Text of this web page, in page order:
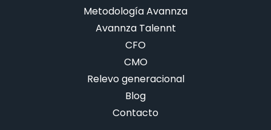
Metodología Avannza
Avannza Talennt
CFO
CMO
Relevo generacional
Blog
Contacto